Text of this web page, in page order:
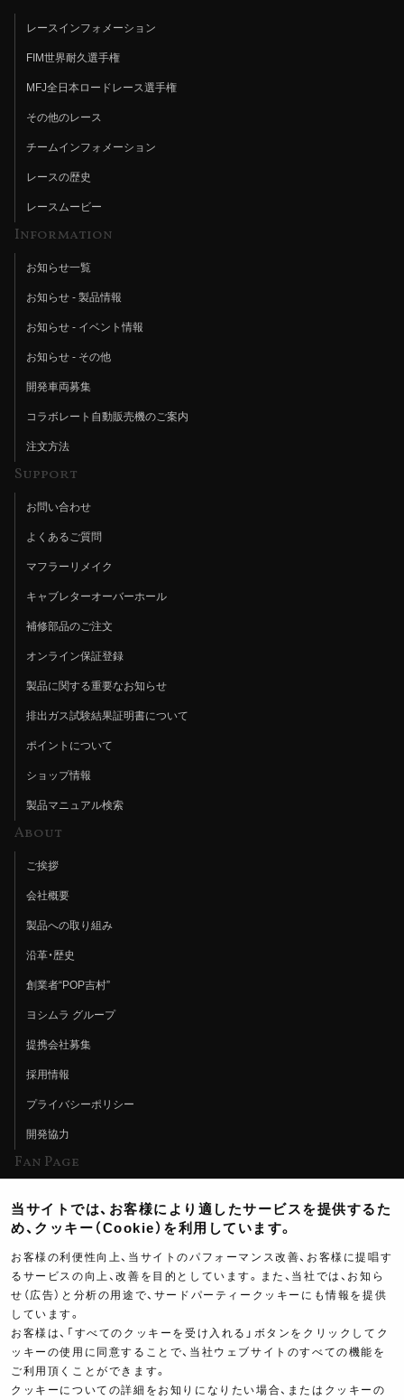
レースインフォメーション
FIM世界耐久選手権
MFJ全日本ロードレース選手権
その他のレース
チームインフォメーション
レースの歴史
レースムービー
Information
お知らせ一覧
お知らせ - 製品情報
お知らせ - イベント情報
お知らせ - その他
開発車両募集
コラボレート自動販売機のご案内
注文方法
Support
お問い合わせ
よくあるご質問
マフラーリメイク
キャブレターオーバーホール
補修部品のご注文
オンライン保証登録
製品に関する重要なお知らせ
排出ガス試験結果証明書について
ポイントについて
ショップ情報
製品マニュアル検索
About
ご挨拶
会社概要
製品への取り組み
沿革・歴史
創業者“POP吉村”
ヨシムラ グループ
提携会社募集
採用情報
プライバシーポリシー
開発協力
Fan Page
ヨシムラTV
イベント情報
イベントスケジュール
ツーリングブレイクタイム
製品ポスター
当サイトでは、お客様により適したサービスを提供するた
め、クッキー（Cookie）を利用しています。
お客様の利便性向上、当サイトのパフォーマンス改善、お客様に提唱す
るサービスの向上、改善を目的としています。また、当社では、お知ら
せ（広告）と分析の用途で、サードパーティークッキーにも情報を提供
しています。
お客様は、「すべてのクッキーを受け入れる」ボタンをクリックしてク
ッキーの使用に同意することで、当社ウェブサイトのすべての機能を
ご利用頂くことができます。
クッキーについての詳細をお知りになりたい場合、またはクッキーの